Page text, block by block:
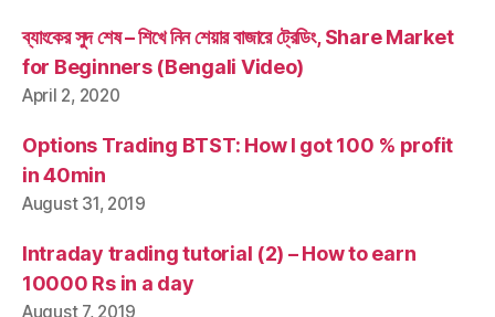
ব্যাংকের সুদ শেষ – শিখে নিন শেয়ার বাজারে ট্রেডিং, Share Market
for Beginners (Bengali Video)
April 2, 2020
Options Trading BTST: How I got 100 % profit
in 40min
August 31, 2019
Intraday trading tutorial (2) – How to earn
10000 Rs in a day
August 7, 2019